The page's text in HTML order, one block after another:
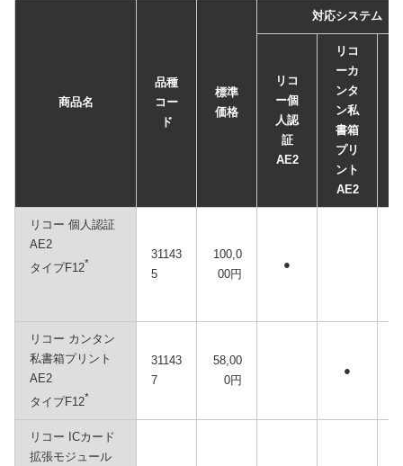
商品名
品種
コー
ド
標準
価格
対応システム
リコ
ー個
人認
証
AE2
リコ
ーカ
ンタ
ン私
書箱
プリ
ント
AE2
リコー 個人認証
AE2
タイプF12*
31143
5
100,0
00円
●
リコー カンタン
私書箱プリント
AE2
タイプF12*
31143
7
58,00
0円
●
リコー ICカード
拡張モジュール